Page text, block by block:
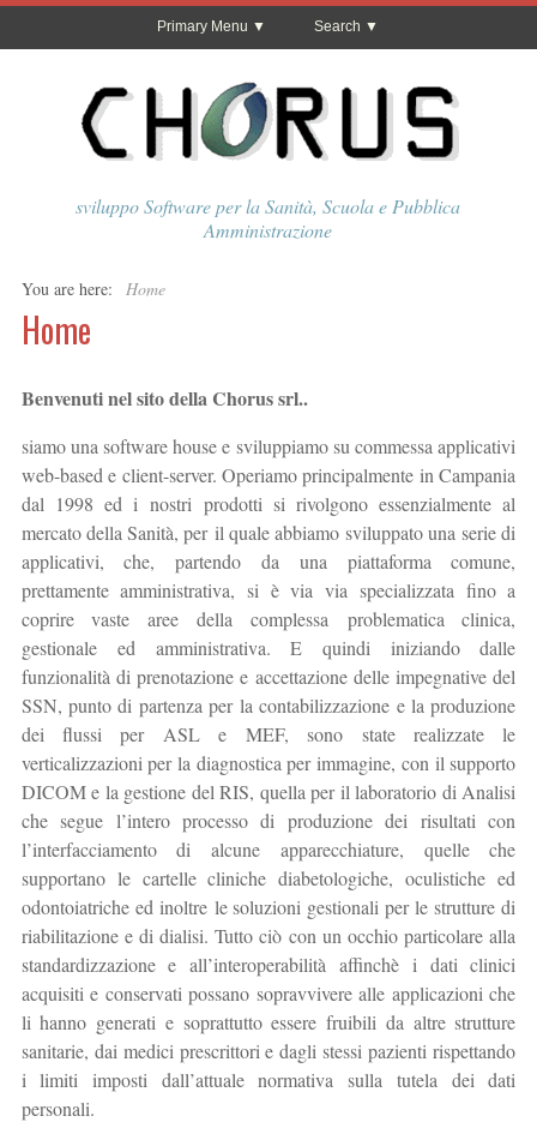
Primary Menu Search
sviluppo Software per la Sanità, Scuola e Pubblica
Amministrazione
You are here: Home
Home
Benvenuti nel sito della Chorus srl..
siamo una software house e sviluppiamo su commessa applicativi
web-based e client-server. Operiamo principalmente in Campania
dal 1998 ed i nostri prodotti si rivolgono essenzialmente al
mercato della Sanità, per il quale abbiamo sviluppato una serie di
applicativi, che, partendo da una piattaforma comune,
prettamente amministrativa, si è via via specializzata fino a
coprire vaste aree della complessa problematica clinica,
gestionale ed amministrativa. E quindi iniziando dalle
funzionalità di prenotazione e accettazione delle impegnative del
SSN, punto di partenza per la contabilizzazione e la produzione
dei flussi per ASL e MEF, sono state realizzate le
verticalizzazioni per la diagnostica per immagine, con il supporto
DICOM e la gestione del RIS, quella per il laboratorio di Analisi
che segue l’intero processo di produzione dei risultati con
l’interfacciamento di alcune apparecchiature, quelle che
supportano le cartelle cliniche diabetologiche, oculistiche ed
odontoiatriche ed inoltre le soluzioni gestionali per le strutture di
riabilitazione e di dialisi. Tutto ciò con un occhio particolare alla
standardizzazione e all’interoperabilità affinchè i dati clinici
acquisiti e conservati possano sopravvivere alle applicazioni che
li hanno generati e soprattutto essere fruibili da altre strutture
sanitarie, dai medici prescrittori e dagli stessi pazienti rispettando
i limiti imposti dall’attuale normativa sulla tutela dei dati
personali.